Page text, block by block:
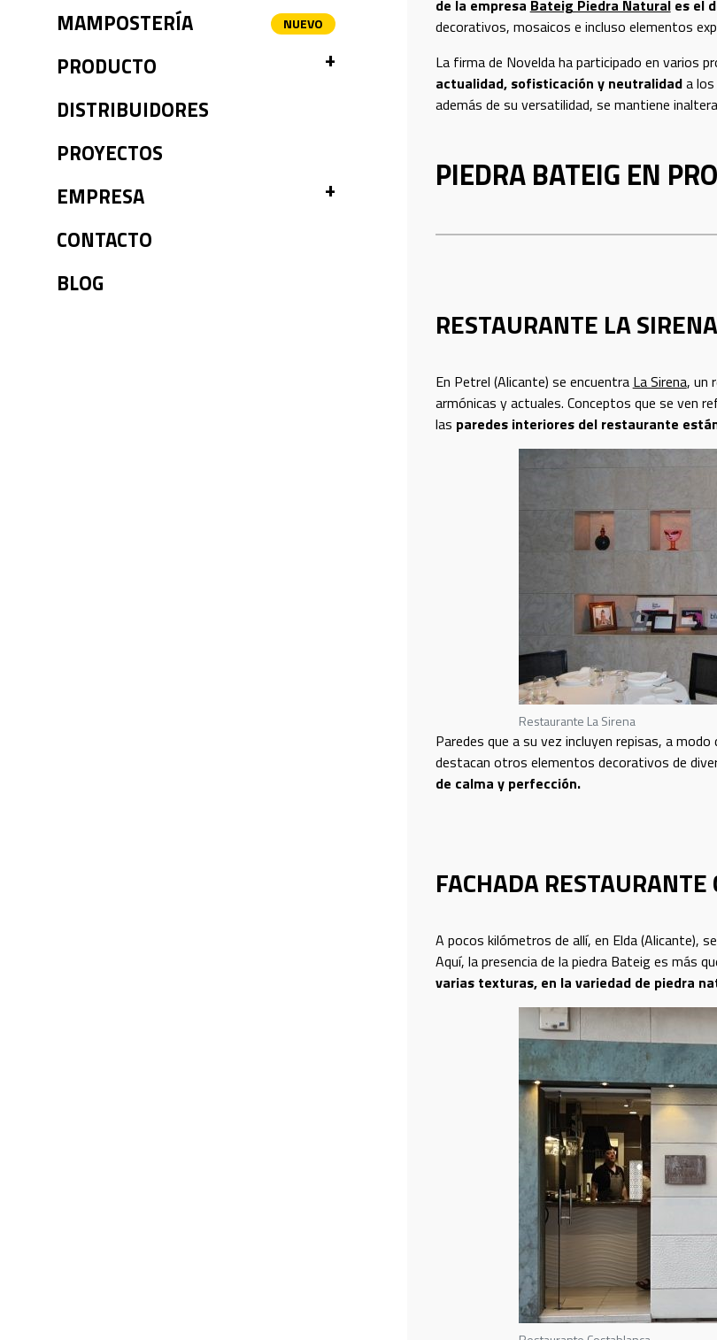
MAMPOSTERÍA
PRODUCTO
TOGGLE DROPDOWN
DISTRIBUIDORES
PROYECTOS
EMPRESA
TOGGLE DROPDOWN
CONTACTO
BLOG
de la empresa Bateig Piedra Naturales el
decorativos, mosaicos e incluso elementos
La firma de Novelda ha participado en varios
actualidad, sofisticación y neutralidada
además de su versatilidad, se mantiene
PIEDRA BATEIG EN
RESTAURANTE LA SIRENA
En Petrel (Alicante) se encuentra La Sirena, un
armónicas y actuales. Conceptos que se ven
las paredes interiores del restaurante
Restaurante La Sirena
Paredes que a su vez incluyen repisas, a
destacan otros elementos decorativos de
de calma y perfección.
FACHADA RESTAURANTE
A pocos kilómetros de allí, en Elda (Alicante),
Aquí, la presencia de la piedra Bateig es más
varias texturas, en la variedad de piedra